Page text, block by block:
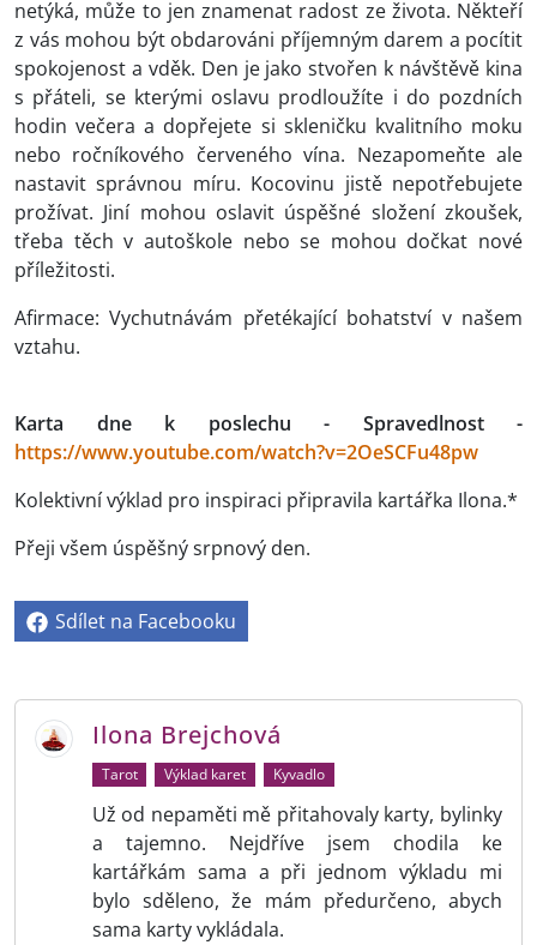
netýká, může to jen znamenat radost ze života. Někteří
z vás mohou být obdarováni příjemným darem a pocítit
spokojenost a vděk. Den je jako stvořen k návštěvě kina
s přáteli, se kterými oslavu prodloužíte i do pozdních
hodin večera a dopřejete si skleničku kvalitního moku
nebo ročníkového červeného vína. Nezapomeňte ale
nastavit správnou míru. Kocovinu jistě nepotřebujete
prožívat. Jiní mohou oslavit úspěšné složení zkoušek,
třeba těch v autoškole nebo se mohou dočkat nové
příležitosti.
Afirmace: Vychutnávám přetékající bohatství v našem
vztahu.
Karta dne k poslechu - Spravedlnost -
https://www.youtube.com/watch?v=2OeSCFu48pw
Kolektivní výklad pro inspiraci připravila kartářka Ilona.*
Přeji všem úspěšný srpnový den.
Sdílet na Facebooku
Ilona Brejchová
Tarot Výklad karet Kyvadlo
Už od nepaměti mě přitahovaly karty, bylinky
a tajemno. Nejdříve jsem chodila ke
kartářkám sama a při jednom výkladu mi
bylo sděleno, že mám předurčeno, abych
sama karty vykládala.